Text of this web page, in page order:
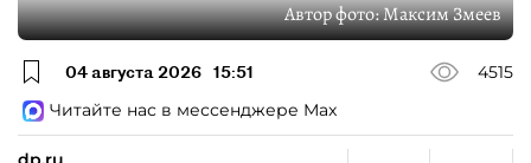
Автор фото:Максим Змеев
04 августа 2026 15:51
4515
Читайте нас в мессенджере Max